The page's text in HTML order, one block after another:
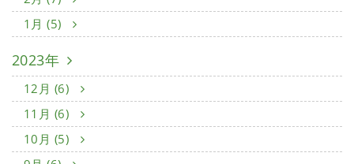
1月 (5)
2023年
12月 (6)
11月 (6)
10月 (5)